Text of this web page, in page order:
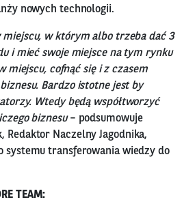
nowych technologii.
miejscu, w którym albo trzeba dać 3
i mieć swoje miejsce na tym rynku
miejscu, cofnąć się i z czasem
Bardzo istotne jest by
Wtedy będą współtworzyć
biznesu– podsumowuje
Redaktor Naczelny Jagodnika,
systemu transferowania wiedzy do
TEAM: